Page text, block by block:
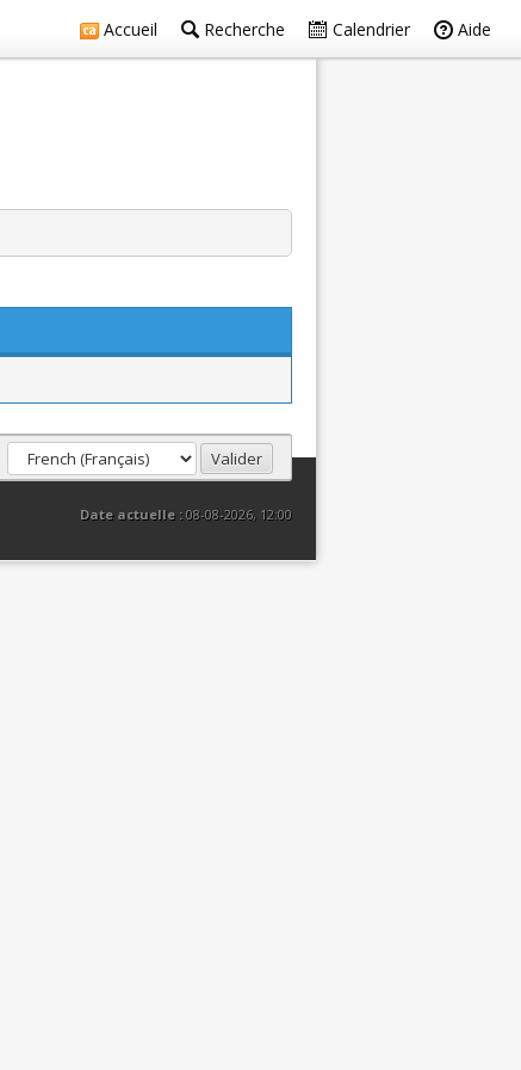
Accueil Recherche Calendrier Aide
Date actuelle :08-08-2026, 12:00